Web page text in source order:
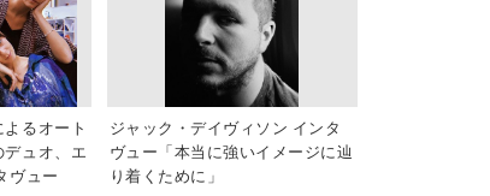
るオート
ュオ、エ
ヴュー
ジャック・デイヴィソン インタ
ヴュー「本当に強いイメージに辿
り着くために」